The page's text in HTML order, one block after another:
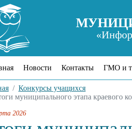
Новости Контакты ГМО и
Конкурсы учащихся
муниципального этапа краевого
2026